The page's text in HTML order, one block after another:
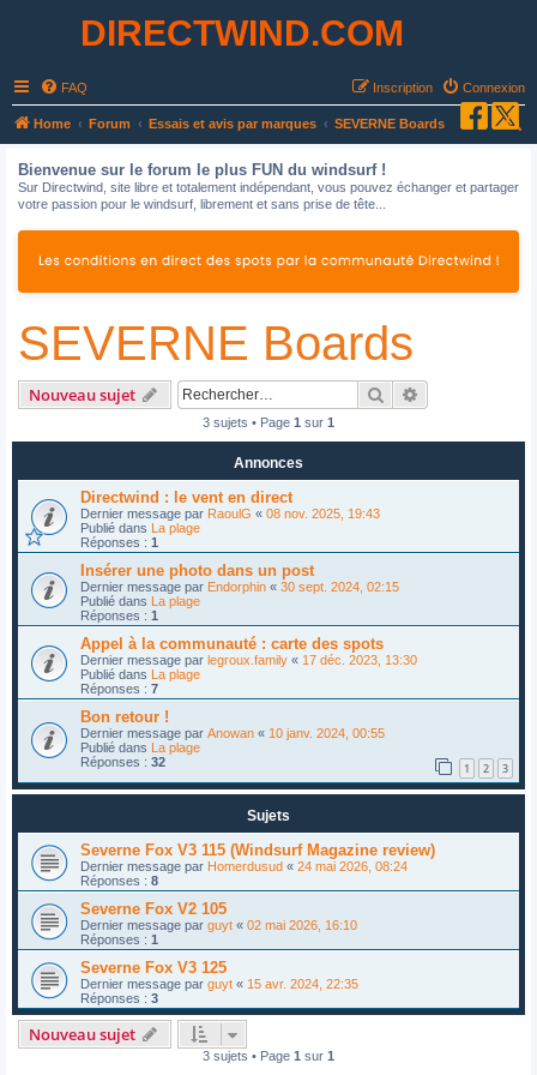
DIRECTWIND.COM
FAQ Connexion
Inscription
Home Forum Essais et avis par marques SEVERNE Boards
Bienvenue sur le forum le plus FUN du windsurf !
Sur Directwind, site libre et totalement indépendant, vous pouvez échanger et partager
votre passion pour le windsurf, librement et sans prise de tête...
SEVERNE Boards
Nouveau sujet Rechercher
3 sujets • Page 1 sur 1
Annonces
Directwind : le vent en direct
Dernier message par RaoulG « 08 nov. 2025, 19:43
Publié dans La plage
Réponses : 1
Insérer une photo dans un post
Dernier message par Endorphin « 30 sept. 2024, 02:15
Publié dans La plage
Réponses : 1
Appel à la communauté : carte des spots
Dernier message par legroux.family « 17 déc. 2023, 13:30
Publié dans La plage
Réponses : 7
Bon retour !
Dernier message par Anowan « 10 janv. 2024, 00:55
Publié dans La plage
Réponses : 32 1 2 3
Sujets
Severne Fox V3 115 (Windsurf Magazine review)
Dernier message par Homerdusud « 24 mai 2026, 08:24
Réponses : 8
Severne Fox V2 105
Dernier message par guyt « 02 mai 2026, 16:10
Réponses : 1
Severne Fox V3 125
Dernier message par guyt « 15 avr. 2024, 22:35
Réponses : 3
Nouveau sujet
3 sujets • Page 1 sur 1